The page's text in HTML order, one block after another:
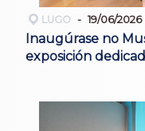
LUGO 19/06/2026
Inaugúrase no
exposición